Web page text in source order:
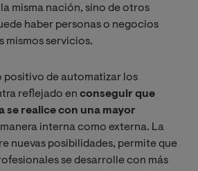
misma nación, sino de otros
haber personas o negocios
mismos servicios.
positivo de automatizar los
reflejado en conseguir que
se realice con una mayor
interna como externa. La
nuevas posibilidades, permite que
se desarrolle con más